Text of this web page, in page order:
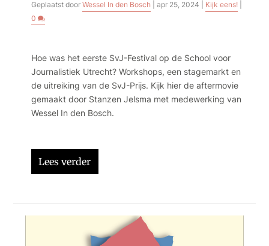
Geplaatst doorWessel In den Bosch |apr 25, 2024 Kijk eens!
0
Hoe was het eerste SvJ-Festival op de School voor
Journalistiek Utrecht? Workshops, een stagemarkt en
de uitreiking van de SvJ-Prijs. Kijk hier de aftermovie
gemaakt door Stanzen Jelsma met medewerking van
Wessel In den Bosch.
Lees verder